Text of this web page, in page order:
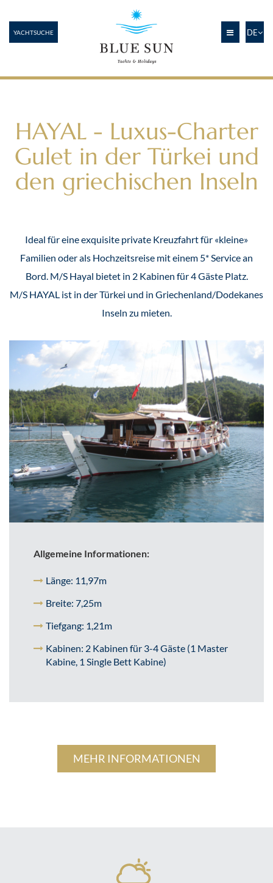
YACHTSUCHE DE
HAYAL - Luxus-Charter
Gulet in der Türkei und
den griechischen Inseln
Ideal für eine exquisite private Kreuzfahrt für «kleine»
Familien oder als Hochzeitsreise mit einem 5* Service an
Bord. M/S Hayal bietet in 2 Kabinen für 4 Gäste Platz.
M/S HAYAL ist in der Türkei und in Griechenland/Dodekanes
Inseln zu mieten.
Allgemeine Informationen:
Länge: 11,97m
Breite: 7,25m
Tiefgang: 1,21m
Kabinen: 2 Kabinen für 3-4 Gäste (1 Master
Kabine, 1 Single Bett Kabine)
MEHR INFORMATIONEN